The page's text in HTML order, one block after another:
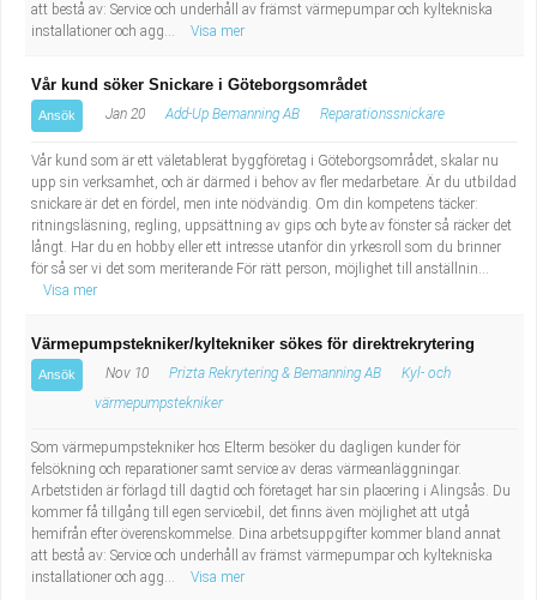
att bestå av: Service och underhåll av främst värmepumpar och kyltekniska
installationer och agg...
Visa mer
Vår kund söker Snickare i Göteborgsområdet
Ansök Jan 20 Add-Up Bemanning AB Reparationssnickare
Vår kund som är ett väletablerat byggföretag i Göteborgsområdet, skalar nu
upp sin verksamhet, och är därmed i behov av fler medarbetare. Är du utbildad
snickare är det en fördel, men inte nödvändig. Om din kompetens täcker:
ritningsläsning, regling, uppsättning av gips och byte av fönster så räcker det
långt. Har du en hobby eller ett intresse utanför din yrkesroll som du brinner
för så ser vi det som meriterande För rätt person, möjlighet till anställnin...
Visa mer
Värmepumpstekniker/kyltekniker sökes för direktrekrytering
Ansök Nov 10 Prizta Rekrytering & Bemanning AB
Kyl- och
värmepumpstekniker
Som värmepumpstekniker hos Elterm besöker du dagligen kunder för
felsökning och reparationer samt service av deras värmeanläggningar.
Arbetstiden är förlagd till dagtid och företaget har sin placering i Alingsås. Du
kommer få tillgång till egen servicebil, det finns även möjlighet att utgå
hemifrån efter överenskommelse. Dina arbetsuppgifter kommer bland annat
att bestå av: Service och underhåll av främst värmepumpar och kyltekniska
installationer och agg...
Visa mer